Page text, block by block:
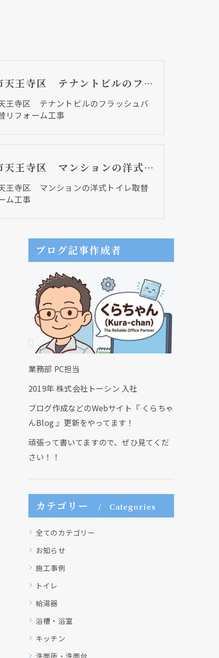
大阪市天王寺区 テナントビルのフラッシュバルブ取替リフォーム工事
王寺区 テナントビルのフラッシュバ
リフォーム工事
大阪市天王寺区 マンションの洋式トイレ取替リフォーム工事
王寺区 マンションの洋式トイレ取替
ム工事
ブログ記事作成者
業務部 PC担当
2019年 株式会社トーシン 入社
ブログ作成などのWebサイト『 くらちゃ
んBlog 』更新をやってます！
頑張って書いてますので、ぜひ見てくだ
さい！！
カテゴリー Categories
全てのカテゴリー
お知らせ
施工事例
トイレ
給湯器
浴槽・浴室
キッチン
洗面所・洗面台